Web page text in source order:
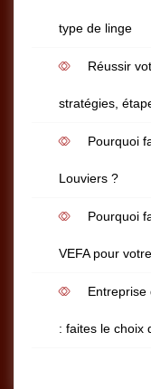
type de linge
Réussir
stratégies,
Pourquoi
Louviers ?
Pourquoi
VEFA pour
Entreprise
: faites le choix